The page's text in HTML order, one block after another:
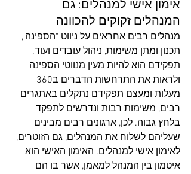
אימון אישי למנהלים: גם
המנהלים זקוקים להכוונה
מנהלים רבים אחראים על ניווט "הספינה",
תכנון ומתן משימות, ניהול עובדים ועוד.
תפקידם הוא להיות מעין מנווטי הספינה
מעלות ומעצם תפקידם נתקלים באתגרים
רבים, משימות רבות ונדרשים לתפקד
בלחץ גבוה. לכן, ארגונים רבים מבינים
שעליהם לשלוח את המנהלים, גם הזוטרים,
לאימון אישי למנהלים. האימון האישי הוא
איטמון בין המנהל למאמן, אשר בו הם